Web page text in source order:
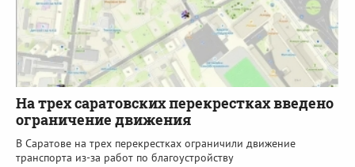
На трех саратовских перекрестках введено
ограничение движения
В Саратове на трех перекрестках ограничили движение
транспорта из-за работ по благоустройству